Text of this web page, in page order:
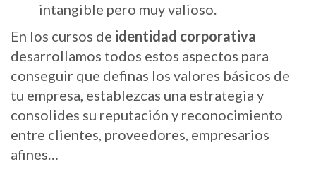
intangible pero muy valioso.
En los cursos de identidad corporativa
desarrollamos todos estos aspectos para
conseguir que definas los valores básicos de
tu empresa, establezcas una estrategia y
consolides su reputación y reconocimiento
entre clientes, proveedores, empresarios
afines…